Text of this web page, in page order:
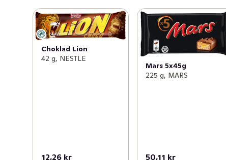
Choklad Lion
42 g, NESTLE
12,26 kr
Mars 5x45g
225 g, MARS
50,11 kr